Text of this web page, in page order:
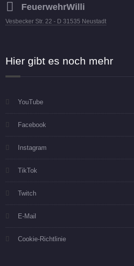
FeuerwehrWilli
Vesbecker Str. 22 - D 31535 Neustadt
Hier gibt es noch mehr
YouTube
Facebook
Instagram
TikTok
Twitch
E-Mail
Cookie-Richtlinie